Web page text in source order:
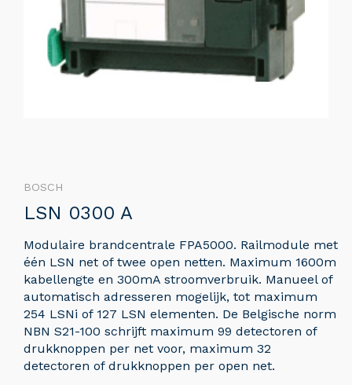
BOSCH
LSN 0300 A
Modulaire brandcentrale FPA5000. Railmodule met
één LSN net of twee open netten. Maximum 1600m
kabellengte en 300mA stroomverbruik. Manueel of
automatisch adresseren mogelijk, tot maximum
254 LSNi of 127 LSN elementen. De Belgische norm
NBN S21-100 schrijft maximum 99 detectoren of
drukknoppen per net voor, maximum 32
detectoren of drukknoppen per open net.